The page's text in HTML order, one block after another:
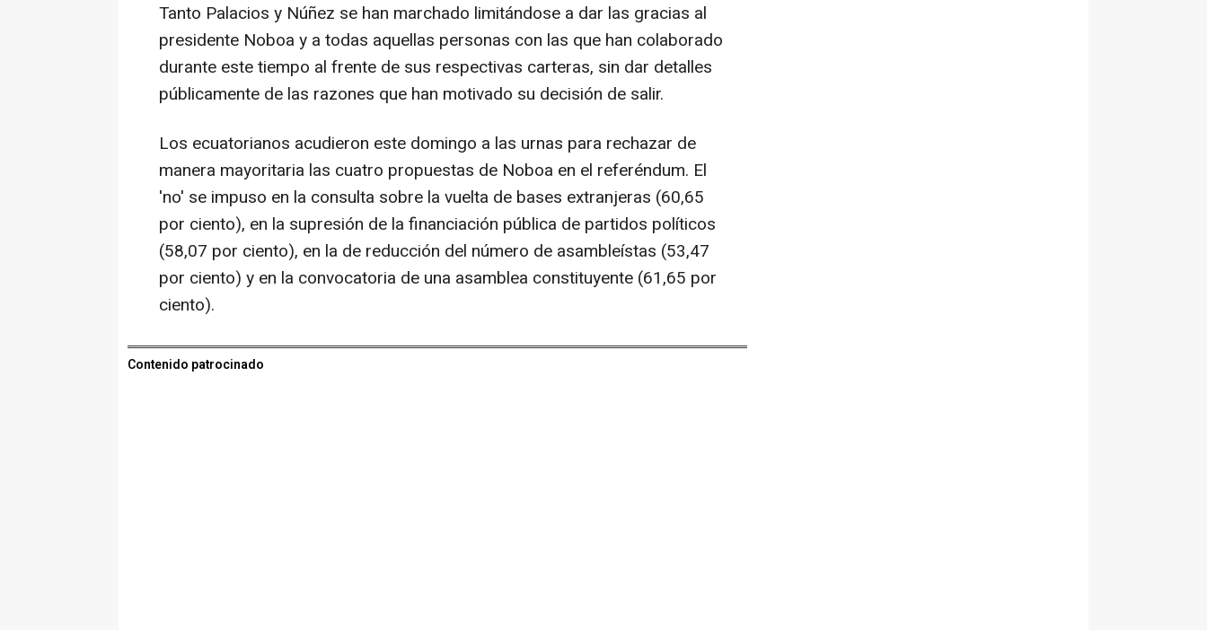
Tanto Palacios y Núñez se han marchado limitándose a dar las gracias al
presidente Noboa y a todas aquellas personas con las que han colaborado
durante este tiempo al frente de sus respectivas carteras, sin dar detalles
públicamente de las razones que han motivado su decisión de salir.
Los ecuatorianos acudieron este domingo a las urnas para rechazar de
manera mayoritaria las cuatro propuestas de Noboa en el referéndum. El
'no' se impuso en la consulta sobre la vuelta de bases extranjeras (60,65
por ciento), en la supresión de la financiación pública de partidos políticos
(58,07 por ciento), en la de reducción del número de asambleístas (53,47
por ciento) y en la convocatoria de una asamblea constituyente (61,65 por
ciento).
Contenido patrocinado